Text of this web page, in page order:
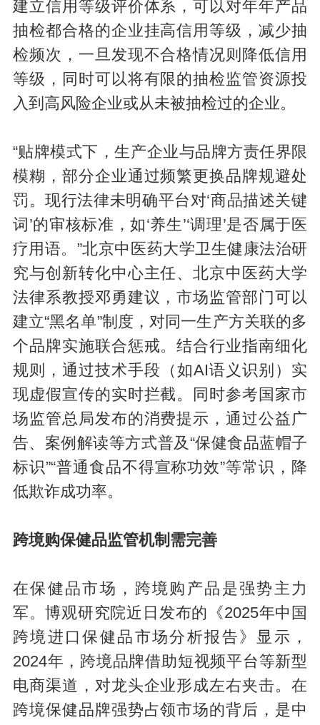
建立信用等级评价体系，可以对年年产品
抽检都合格的企业挂高信用等级，减少抽
检频次，一旦发现不合格情况则降低信用
等级，同时可以将有限的抽检监管资源投
入到高风险企业或从未被抽检过的企业。
“贴牌模式下，生产企业与品牌方责任界限
模糊，部分企业通过频繁更换品牌规避处
罚。现行法律未明确平台对‘商品描述关键
词’的审核标准，如‘养生’‘调理’是否属于医
疗用语。”北京中医药大学卫生健康法治研
究与创新转化中心主任、北京中医药大学
法律系教授邓勇建议，市场监管部门可以
建立“黑名单”制度，对同一生产方关联的多
个品牌实施联合惩戒。结合行业指南细化
规则，通过技术手段（如AI语义识别）实
现虚假宣传的实时拦截。同时参考国家市
场监管总局发布的消费提示，通过公益广
告、案例解读等方式普及“保健食品蓝帽子
标识”“普通食品不得宣称功效”等常识，降
低欺诈成功率。
跨境购保健品监管机制需完善
在保健品市场，跨境购产品是强势主力
军。博观研究院近日发布的《2025年中国
跨境进口保健品市场分析报告》显示，
2024年，跨境品牌借助短视频平台等新型
电商渠道，对龙头企业形成左右夹击。在
跨境保健品牌强势占领市场的背后，是中